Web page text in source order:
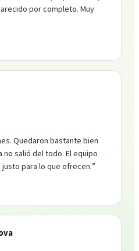
por completo. Muy
Quedaron bastante bien
no salió del todo. El equipo
para lo que ofrecen.”